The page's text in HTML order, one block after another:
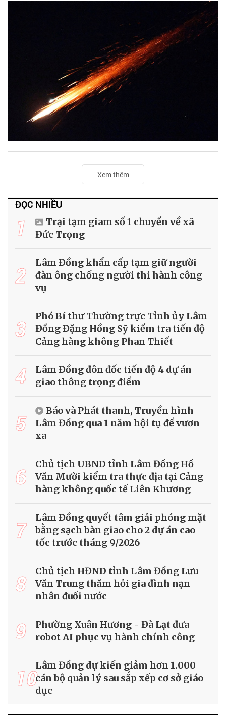
Xem thêm
ĐỌC NHIỀU
1
Trại tạm giam số 1 chuyển về xã
Đức Trọng
2
Lâm Đồng khẩn cấp tạm giữ người
đàn ông chống người thi hành công
vụ
3
Phó Bí thư Thường trực Tỉnh ủy Lâm
Đồng Đặng Hồng Sỹ kiểm tra tiến độ
Cảng hàng không Phan Thiết
4
Lâm Đồng đôn đốc tiến độ 4 dự án
giao thông trọng điểm
5
Báo và Phát thanh, Truyền hình
Lâm Đồng qua 1 năm hội tụ để vươn
xa
6
Chủ tịch UBND tỉnh Lâm Đồng Hồ
Văn Mười kiểm tra thực địa tại Cảng
hàng không quốc tế Liên Khương
7
Lâm Đồng quyết tâm giải phóng mặt
bằng sạch bàn giao cho 2 dự án cao
tốc trước tháng 9/2026
8
Chủ tịch HĐND tỉnh Lâm Đồng Lưu
Văn Trung thăm hỏi gia đình nạn
nhân đuối nước
9
Phường Xuân Hương - Đà Lạt đưa
robot AI phục vụ hành chính công
10Lâm Đồng dự kiến giảm hơn 1.000
cán bộ quản lý sau sắp xếp cơ sở giáo
dục